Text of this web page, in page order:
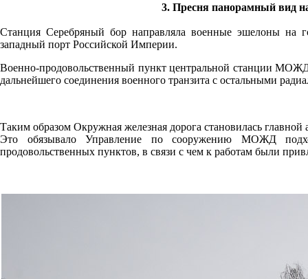
3. Пресня панорамный вид
Станция Серебряный бор направляла военные эшелоны на
западный порт Российской Империи.
Военно-продовольственный пункт центральной станции
дальнейшего соединения военного транзита с остальными
Таким образом Окружная железная дорога становилась главной
Это обязывало Управление по сооружению МОЖД
продовольственных пунктов, в связи с чем к работам были